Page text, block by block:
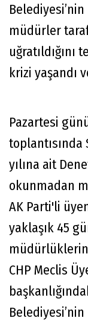
müdürler
krizi yaşandı
Pazartesi
toplantısında
yılına ait
okunmadan
AK Parti'li
yaklaşık 45
CHP Meclis